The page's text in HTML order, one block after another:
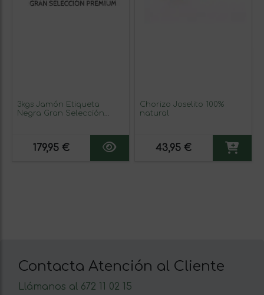
3kgs Jamón Etiqueta
Negra Gran Selección
179,95 €
Chorizo Joselito 100%
natural
43,95 €
Contacta Atención al Cliente
Llámanos al 672 11 02 15